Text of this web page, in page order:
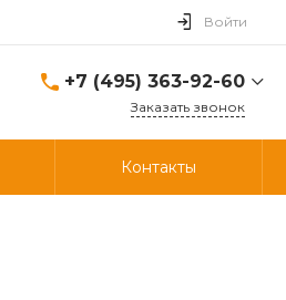
Войти
+7 (495) 363-92-60
г. Дзержинский, ул.
Заказать звонок
Контакты